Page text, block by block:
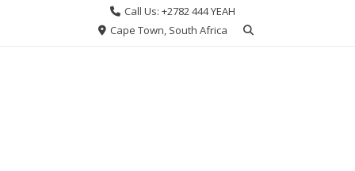
Call Us: +2782 444 YEAH
Cape Town, South Africa